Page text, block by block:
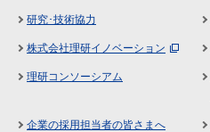
研究･技術協力
株式会社理研イノベーション
理研コンソーシアム
企業の採用担当者の皆さまへ